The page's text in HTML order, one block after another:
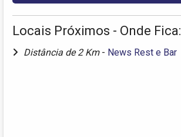
Locais Próximos - Onde Fica:
Distância de 2 Km - News Rest e Bar